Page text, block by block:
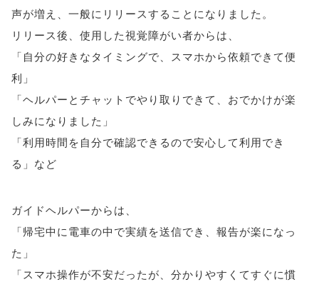
声が増え、一般にリリースすることになりました。
リリース後、使用した視覚障がい者からは、
「自分の好きなタイミングで、スマホから依頼できて便
利」
「ヘルパーとチャットでやり取りできて、おでかけが楽
しみになりました」
「利用時間を自分で確認できるので安心して利用でき
る」など
ガイドヘルパーからは、
「帰宅中に電車の中で実績を送信でき、報告が楽になっ
た」
「スマホ操作が不安だったが、分かりやすくてすぐに慣